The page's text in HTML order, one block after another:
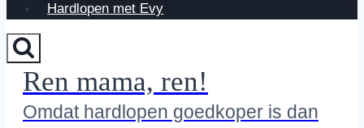
Hardlopen met Evy
Ren mama, ren!
Omdat hardlopen goedkoper is dan